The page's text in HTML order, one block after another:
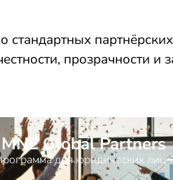
стандартных
прозрачности
Global Partners
для юридических лиц